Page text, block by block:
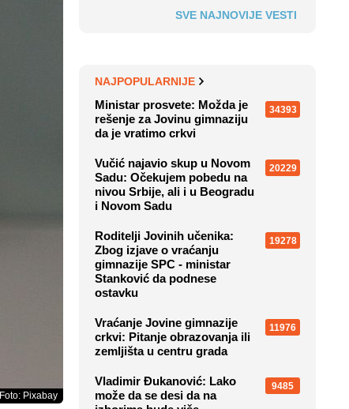
Foto: Pixabay
SVE NAJNOVIJE VESTI
NAJPOPULARNIJE
Ministar prosvete: Možda je
rešenje za Jovinu gimnaziju
da je vratimo crkvi
34393
Vučić najavio skup u Novom
Sadu: Očekujem pobedu na
nivou Srbije, ali i u Beogradu
i Novom Sadu
20229
Roditelji Jovinih učenika:
Zbog izjave o vraćanju
gimnazije SPC - ministar
Stanković da podnese
ostavku
19278
Vraćanje Jovine gimnazije
crkvi: Pitanje obrazovanja ili
zemljišta u centru grada
11976
Vladimir Đukanović: Lako
može da se desi da na
9485